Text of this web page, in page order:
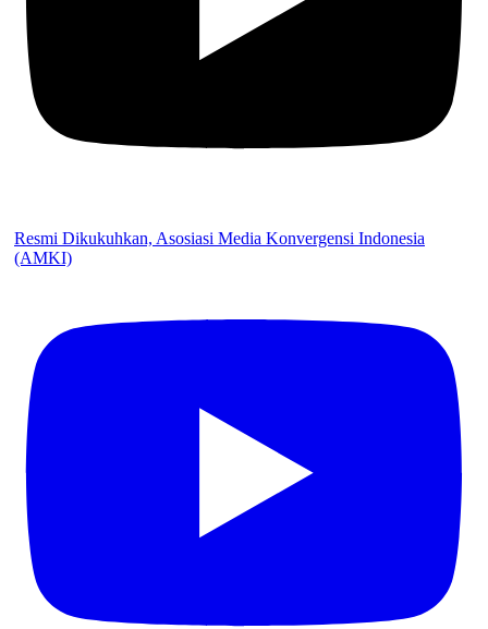
Resmi Dikukuhkan, Asosiasi Media Konvergensi Indonesia
(AMKI)